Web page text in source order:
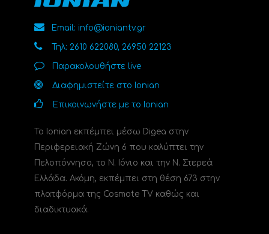
Email: info@ioniantv.gr
Τηλ: 2610 622080, 26950 22123
Παρακολουθήστε live
Διαφημιστείτε στο Ionian
Επικοινωνήστε με το Ionian
Το Ionian εκπέμπει μέσω Digea στην
Περιφερειακή Ζώνη 6 που καλύπτει την
Πελοπόννησο, το N. Ιόνιο και την Ν. Στερεά
Ελλάδα. Ακόμη, εκπέμπει στη θέση 673 στην
πλατφόρμα της Cosmote TV καθώς και
διαδικτυακά.